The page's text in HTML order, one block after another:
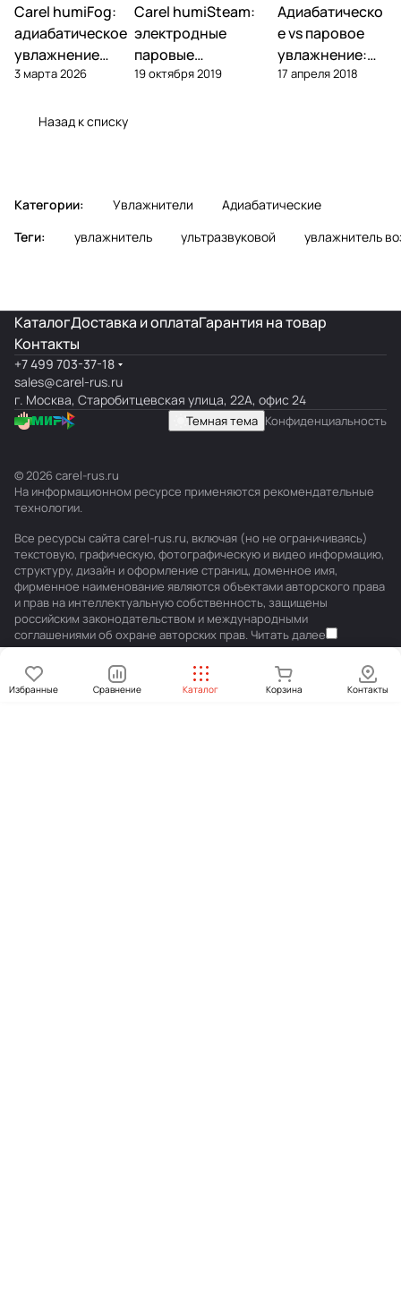
Увлажнение
Carel humiFog:
адиабатическое
увлажнение
высокого
обзор
3 марта 2026
Увлажнение
Carel humiSteam:
электродные
паровые
увлажнители —
19 октября 2019
Увлажнение
Адиабатическо
е vs паровое
увлажнение:
что выбрать
17 апреля 2018
Назад к списку
Избранные Сравнение Каталог Корзина Контакты
Категории: Увлажнители
Адиабатические
Теги:
увлажнитель ультразвуковой увлажнитель
КаталогДоставка и оплатаГарантия на товар
Контакты
+7 499 703-37-18
sales@carel-rus.ru
г. Москва, Старобитцевская улица, 22А, офис 24
Темная тема Конфиденциальность
© 2026 carel-rus.ru
На информационном ресурсе применяются рекомендательные
технологии.
Все ресурсы сайта carel-rus.ru, включая (но не ограничиваясь)
текстовую, графическую, фотографическую и видео информацию,
структуру, дизайн и оформление страниц, доменное имя,
фирменное наименование являются объектами авторского права
и прав на интеллектуальную собственность, защищены
российским законодательством и международными
соглашениями об охране авторских прав. Читать далее